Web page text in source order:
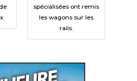
spécialisées ont remis
les wagons sur les
rails.